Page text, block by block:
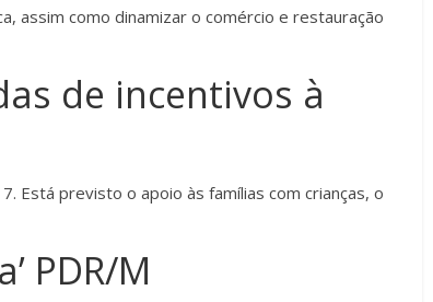
assim como dinamizar o comércio e restauração
de incentivos à
Está previsto o apoio às famílias com crianças, o
PDR/M